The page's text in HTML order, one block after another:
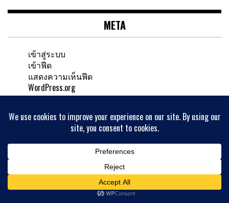
META
เข้าสู่ระบบ
เข้าฟีด
แสดงความเห็นฟีด
WordPress.org
สำหรับ: